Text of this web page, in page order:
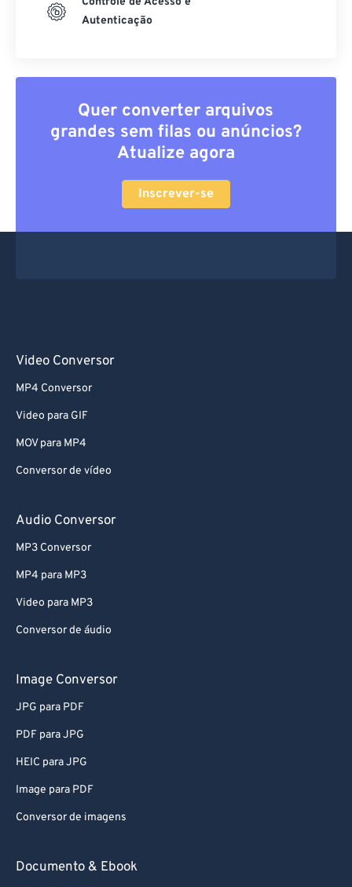
Autenticação
Quer converter arquivos
grandes sem filas ou anúncios?
Atualize agora
Inscrever-se
Video Conversor
MP4 Conversor
Video para GIF
MOV para MP4
Conversor de vídeo
Audio Conversor
MP3 Conversor
MP4 para MP3
Video para MP3
Conversor de áudio
Image Conversor
JPG para PDF
PDF para JPG
HEIC para JPG
Image para PDF
Conversor de imagens
Documento & Ebook